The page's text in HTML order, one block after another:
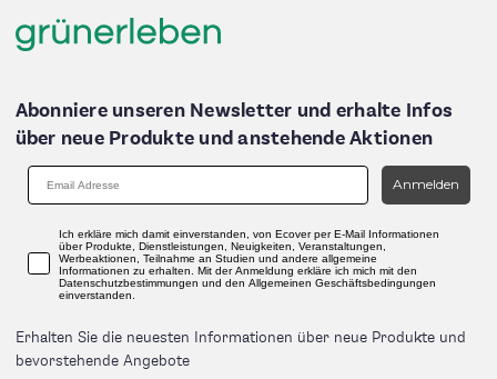
Abonniere unseren Newsletter und erhalte Infos
über neue Produkte und anstehende Aktionen
Anmelden
Ich erkläre mich damit einverstanden, von Ecover per E-Mail Informationen
über Produkte, Dienstleistungen, Neuigkeiten, Veranstaltungen,
Werbeaktionen, Teilnahme an Studien und andere allgemeine
Informationen zu erhalten. Mit der Anmeldung erkläre ich mich mit den
Datenschutzbestimmungen und den Allgemeinen Geschäftsbedingungen
einverstanden.
Erhalten Sie die neuesten Informationen über neue Produkte und
bevorstehende Angebote